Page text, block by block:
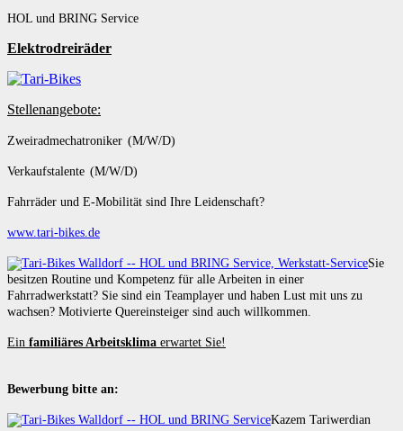
HOL und BRING Service
Elektrodreiräder
Stellenangebote:
Zweiradmechatroniker (M/W/D)
Verkaufstalente (M/W/D)
Fahrräder und E-Mobilität sind Ihre Leidenschaft?
www.tari-bikes.de
Sie
besitzen Routine und Kompetenz für alle Arbeiten in einer
Fahrradwerkstatt? Sie sind ein Teamplayer und haben Lust mit uns zu
wachsen? Motivierte Quereinsteiger sind auch willkommen.
Ein familiäres Arbeitsklima erwartet Sie!
Bewerbung bitte an:
Kazem Tariwerdian